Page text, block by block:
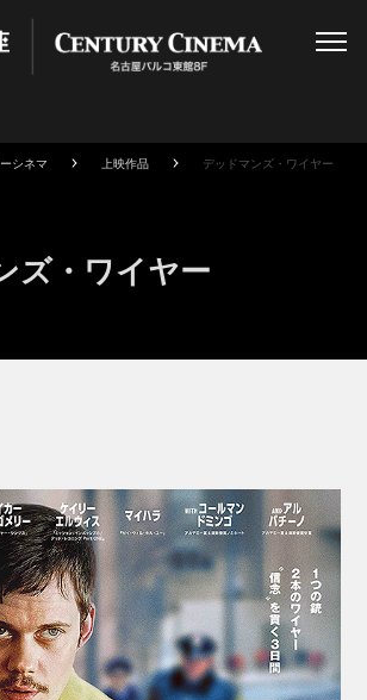
シネマ 上映作品 デッドマンズ・ワイヤー
ズ・ワイヤー